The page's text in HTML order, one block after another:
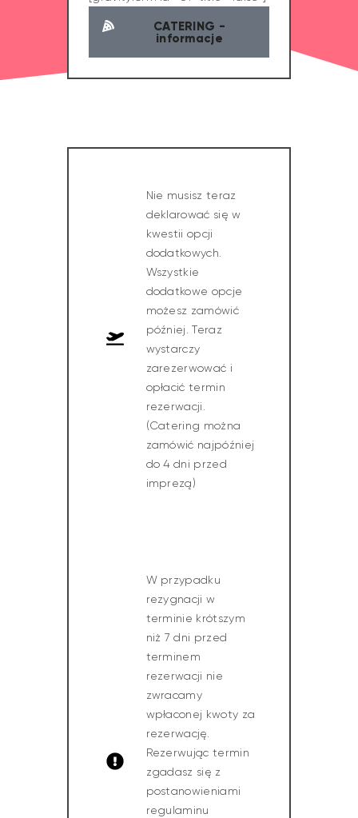
CATERING -
informacje
Nie musisz teraz
deklarować się w
kwestii opcji
dodatkowych.
Wszystkie
dodatkowe opcje
możesz zamówić
później. Teraz
wystarczy
zarezerwować i
opłacić termin
rezerwacji.
(Catering można
zamówić najpóźniej
do 4 dni przed
imprezą)
W przypadku
rezygnacji w
terminie krótszym
niż 7 dni przed
terminem
rezerwacji nie
zwracamy
wpłaconej kwoty za
rezerwację.
Rezerwując termin
zgadasz się z
postanowieniami
regulaminu